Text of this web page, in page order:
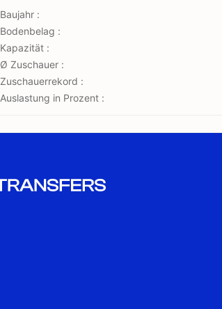
Baujahr :
Bodenbelag :
Kapazität :
Ø Zuschauer :
Zuschauerrekord :
Auslastung in Prozent :